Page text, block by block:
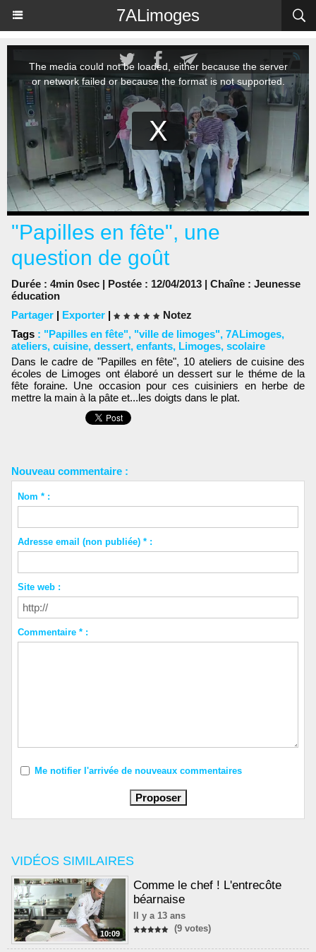
7ALimoges
VIDÉOS SIMILAIRES
10:09
Comme le chef ! L'entrecôte
béarnaise
Il y a 13 ans
(9 votes)
"Papilles en fête", une
question de goût
Durée : 4min 0sec | Postée : 12/04/2013 | Chaîne : Jeunesse
éducation
Partager | Exporter |
Notez
Tags : "Papilles en fête", "ville de limoges", 7ALimoges,
ateliers, cuisine, dessert, enfants, Limoges, scolaire
Dans le cadre de "Papilles en fête", 10 ateliers de cuisine des
écoles de Limoges ont élaboré un dessert sur le théme de la
fête foraine. Une occasion pour ces cuisiniers en herbe de
mettre la main à la pâte et...les doigts dans le plat.
Nouveau commentaire :
Nom * :
Adresse email (non publiée) * :
Site web :
Commentaire * :
Me notifier l'arrivée de nouveaux commentaires